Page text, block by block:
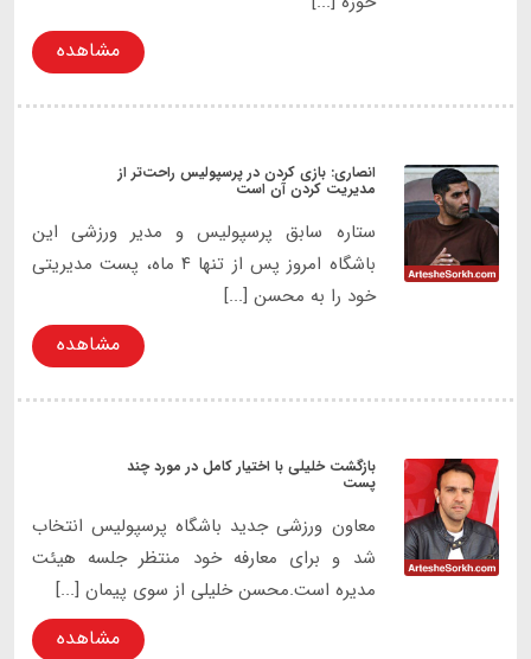
مشاهده
انصاری: بازی کردن در پرسپولیس راحت‌تر از
مدیریت کردن آن است
ستاره سابق پرسپولیس و مدیر ورزشی این
باشگاه امروز پس از تنها ۴ ماه، پست مدیریتی
خود را به محسن [...]
مشاهده
بازگشت خلیلی با اختیار کامل در مورد چند
پست
معاون ورزشی جدید باشگاه پرسپولیس انتخاب
شد و برای معارفه خود منتظر جلسه هیئت
مدیره است.محسن خلیلی از سوی پیمان [...]
مشاهده